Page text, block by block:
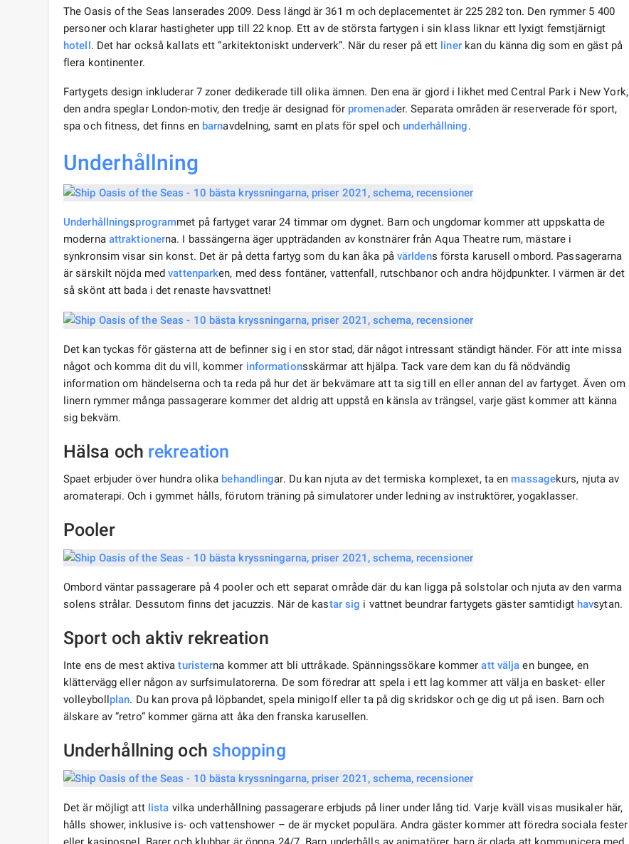
The Oasis of the Seas lanserades 2009. Dess längd är 361 m och deplacementet är 225 282 ton. Den rymmer 5 400
personer och klarar hastigheter upp till 22 knop. Ett av de största fartygen i sin klass liknar ett lyxigt femstjärnigt
hotell. Det har också kallats ett ”arkitektoniskt underverk”. När du reser på ett linerkan du känna dig som en gäst på
flera kontinenter.
Fartygets design inkluderar 7 zoner dedikerade till olika ämnen. Den ena är gjord i likhet med Central Park i New York,
den andra speglar London-motiv, den tredje är designad för promenader. Separata områden är reserverade för sport,
spa och fitness, det finns en barnavdelning, samt en plats för spel ochunderhållning.
Underhållning
Underhållningsprogrammet på fartyget varar 24 timmar om dygnet. Barn och ungdomar kommer att uppskatta de
moderna attraktionerna. I bassängerna äger uppträdanden av konstnärer från Aqua Theatre rum, mästare i
synkronsim visar sin konst. Det är på detta fartyg som du kan åka på världens första karusell ombord. Passagerarna
är särskilt nöjda medvattenparken, med dess fontäner, vattenfall, rutschbanor och andra höjdpunkter. I värmen är det
så skönt att bada i det renaste havsvattnet!
Det kan tyckas för gästerna att de befinner sig i en stor stad, där något intressant ständigt händer. För att inte missa
något och komma dit du vill, kommer informationsskärmar att hjälpa. Tack vare dem kan du få nödvändig
information om händelserna och ta reda på hur det är bekvämare att ta sig till en eller annan del av fartyget. Även om
linern rymmer många passagerare kommer det aldrig att uppstå en känsla av trängsel, varje gäst kommer att känna
sig bekväm.
Hälsa och rekreation
Spaet erbjuder över hundra olika behandlingar. Du kan njuta av det termiska komplexet, ta en massagekurs, njuta av
aromaterapi. Och i gymmet hålls, förutom träning på simulatorer under ledning av instruktörer, yogaklasser.
Pooler
Ombord väntar passagerare på 4 pooler och ett separat område där du kan ligga på solstolar och njuta av den varma
solens strålar. Dessutom finns det jacuzzis. När de kastar sig i vattnet beundrar fartygets gäster samtidigt havsytan.
Sport och aktiv rekreation
Inte ens de mest aktivaturisterna kommer att bli uttråkade. Spänningssökare kommeratt välja en bungee, en
klättervägg eller någon av surfsimulatorerna. De som föredrar att spela i ett lag kommer att välja en basket- eller
volleyboll plan. Du kan prova på löpbandet, spela minigolf eller ta på dig skridskor och ge dig ut på isen. Barn och
älskare av ”retro” kommer gärna att åka den franska karusellen.
Underhållning och shopping
Det är möjligt att lista vilka underhållning passagerare erbjuds på liner under lång tid. Varje kväll visas musikaler här,
hålls shower, inklusive is- och vattenshower – de är mycket populära. Andra gäster kommer att föredra sociala fester